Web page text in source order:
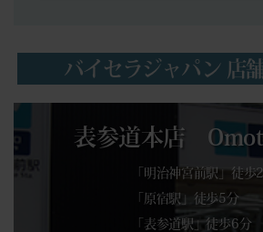
バイセラジャパン 店
表参道本店
「明治神宮前駅」徒歩
「原宿駅」徒歩5分
「表参道駅」徒歩6分